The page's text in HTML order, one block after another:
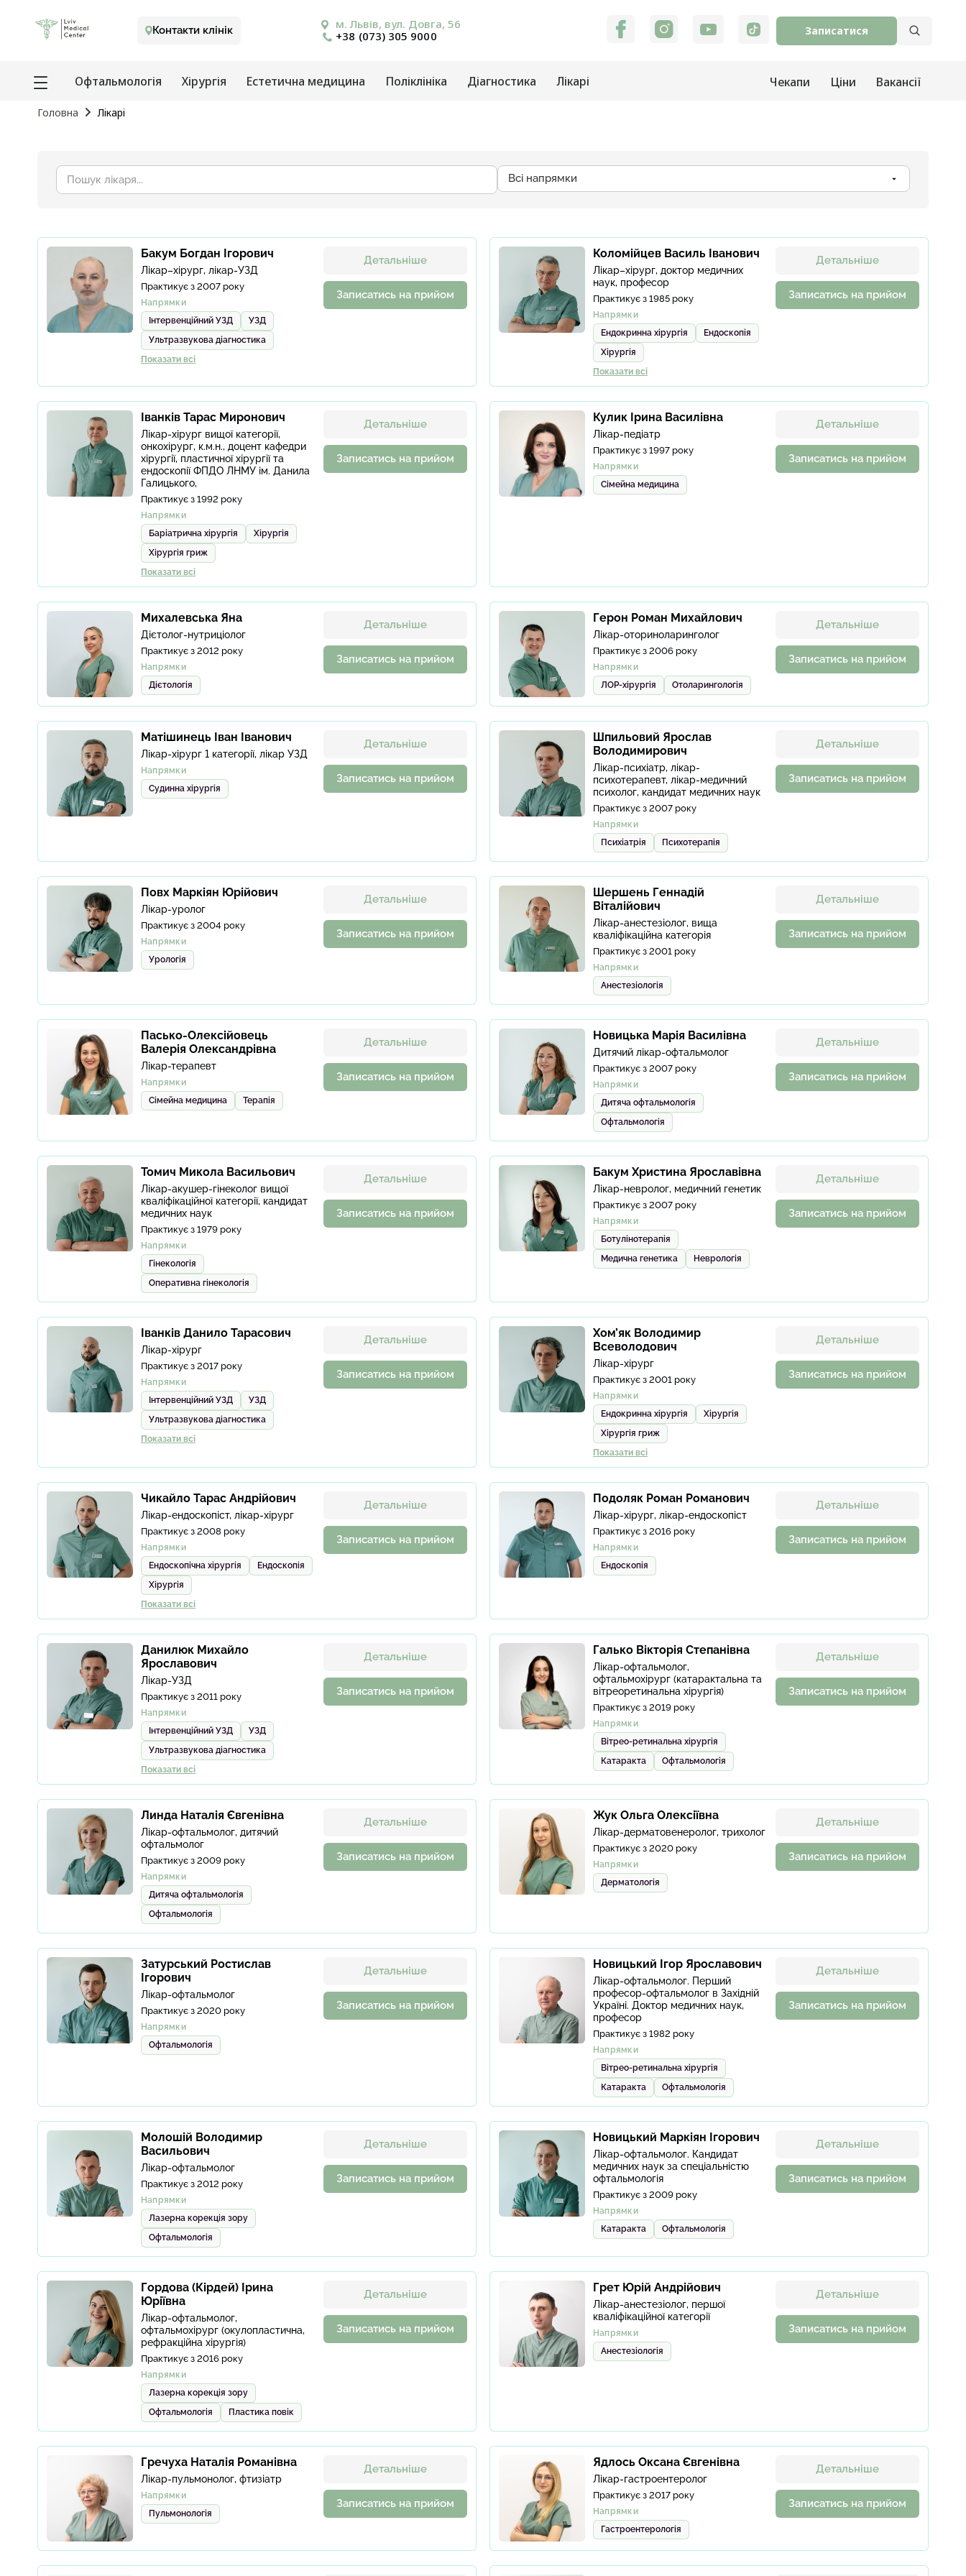
Контакти клінік
м. Львів, вул. Довга, 56
+38 (073) 305 9000
Записатися
Офтальмологія Хірургія Естетична медицина Поліклініка Діагностика Лікарі Чекапи Ціни Вакансії
Головна Лiкарi
Пошук
лікаря
Всі напрямки
Бакум Богдан Ігорович
Лікар–хірург, лікар-УЗД
Практикує з 2007 року
Напрямки
Інтервенційний УЗД
УЗД
Ультразвукова діагностика
Показати всі
Детальніше
Записатись на прийом
Коломійцев Василь Іванович
Лікар–хірург, доктор медичних
наук, професор
Практикує з 1985 року
Напрямки
Ендокринна хірургія
Ендоскопія
Хірургія
Показати всі
Детальніше
Записатись на прийом
Іванків Тарас Миронович
Лікар-хірург вищої категорії,
онкохірург, к.м.н., доцент кафедри
хірургії, пластичної хірургії та
ендоскопії ФПДО ЛНМУ ім. Данила
Галицького,
Практикує з 1992 року
Напрямки
Баріатрична хірургія
Хірургія
Хірургія гриж
Показати всі
Детальніше
Записатись на прийом
Кулик Ірина Василівна
Лікар-педіатр
Практикує з 1997 року
Напрямки
Сімейна медицина
Детальніше
Записатись на прийом
Михалевська Яна
Дієтолог-нутриціолог
Практикує з 2012 року
Напрямки
Дієтологія
Детальніше
Записатись на прийом
Герон Роман Михайлович
Лікар-оториноларинголог
Практикує з 2006 року
Напрямки
ЛОР-хірургія
Отоларингологія
Детальніше
Записатись на прийом
Матішинець Іван Іванович
Лікар-хірург 1 категорії, лікар УЗД
Напрямки
Судинна хірургія
Детальніше
Записатись на прийом
Шпильовий Ярослав
Володимирович
Лікар-психіатр, лікар-
психотерапевт, лікар-медичний
психолог, кандидат медичних наук
Практикує з 2007 року
Напрямки
Психіатрія
Психотерапія
Детальніше
Записатись на прийом
Повх Маркіян Юрійович
Лікар-уролог
Практикує з 2004 року
Напрямки
Урологія
Детальніше
Записатись на прийом
Шершень Геннадій
Віталійович
Лікар-анестезіолог, вища
кваліфікаційна категорія
Практикує з 2001 року
Напрямки
Анестезіологія
Детальніше
Записатись на прийом
Пасько-Олексійовець
Валерія Олександрівна
Лікар-терапевт
Напрямки
Сімейна медицина
Терапія
Детальніше
Записатись на прийом
Новицька Марія Василівна
Дитячий лікар-офтальмолог
Практикує з 2007 року
Напрямки
Дитяча офтальмологія
Офтальмологія
Детальніше
Записатись на прийом
Томич Микола Васильович
Лікар-акушер-гінеколог вищої
кваліфікаційної категорії, кандидат
медичних наук
Практикує з 1979 року
Напрямки
Гінекологія
Оперативна гінекологія
Детальніше
Записатись на прийом
Бакум Христина Ярославівна
Лікар-невролог, медичний генетик
Практикує з 2007 року
Напрямки
Ботулінотерапія
Медична генетика
Неврологія
Детальніше
Записатись на прийом
Іванків Данило Тарасович
Лікар-хірург
Практикує з 2017 року
Напрямки
Інтервенційний УЗД
УЗД
Ультразвукова діагностика
Показати всі
Детальніше
Записатись на прийом
Хом’як Володимир
Всеволодович
Лікар-хірург
Практикує з 2001 року
Напрямки
Ендокринна хірургія
Хірургія
Хірургія гриж
Показати всі
Детальніше
Записатись на прийом
Чикайло Тарас Андрійович
Лікар-ендоскопіст, лікар-хірург
Практикує з 2008 року
Напрямки
Ендоскопічна хірургія
Ендоскопія
Хірургія
Показати всі
Детальніше
Записатись на прийом
Подоляк Роман Романович
Лікар-хірург, лікар-ендоскопіст
Практикує з 2016 року
Напрямки
Ендоскопія
Детальніше
Записатись на прийом
Данилюк Михайло
Ярославович
Лікар-УЗД
Практикує з 2011 року
Напрямки
Інтервенційний УЗД
УЗД
Ультразвукова діагностика
Показати всі
Детальніше
Записатись на прийом
Галько Вікторія Степанівна
Лікар-офтальмолог,
офтальмохірург (катарактальна та
вітреоретинальна хірургія)
Практикує з 2019 року
Напрямки
Вітрео-ретинальна хірургія
Катаракта
Офтальмологія
Детальніше
Записатись на прийом
Линда Наталія Євгенівна
Лікар-офтальмолог, дитячий
офтальмолог
Практикує з 2009 року
Напрямки
Дитяча офтальмологія
Офтальмологія
Детальніше
Записатись на прийом
Жук Ольга Олексіївна
Лікар-дерматовенеролог, трихолог
Практикує з 2020 року
Напрямки
Дерматологія
Детальніше
Записатись на прийом
Затурський Ростислав
Ігорович
Лікар-офтальмолог
Практикує з 2020 року
Напрямки
Офтальмологія
Детальніше
Записатись на прийом
Новицький Ігор Ярославович
Лікар-офтальмолог. Перший
професор-офтальмолог в Західній
Україні. Доктор медичних наук,
професор
Практикує з 1982 року
Напрямки
Вітрео-ретинальна хірургія
Катаракта
Офтальмологія
Детальніше
Записатись на прийом
Молошій Володимир
Васильович
Лікар-офтальмолог
Практикує з 2012 року
Напрямки
Лазерна корекція зору
Офтальмологія
Детальніше
Записатись на прийом
Новицький Маркіян Ігорович
Лікар-офтальмолог. Кандидат
медичних наук за спеціальністю
офтальмологія
Практикує з 2009 року
Напрямки
Катаракта
Офтальмологія
Детальніше
Записатись на прийом
Гордова (Кірдей) Ірина
Юріївна
Лікар-офтальмолог,
офтальмохірург (окулопластична,
рефракційна хірургія)
Практикує з 2016 року
Напрямки
Лазерна корекція зору
Офтальмологія
Пластика повік
Детальніше
Записатись на прийом
Грет Юрій Андрійович
Лікар-анестезіолог, першої
кваліфікаційної категорії
Напрямки
Анестезіологія
Детальніше
Записатись на прийом
Гречуха Наталія Романівна
Лікар-пульмонолог, фтизіатр
Напрямки
Пульмонологія
Детальніше
Записатись на прийом
Ядлось Оксана Євгенівна
Лікар-гастроентеролог
Практикує з 2017 року
Напрямки
Гастроентерологія
Детальніше
Записатись на прийом